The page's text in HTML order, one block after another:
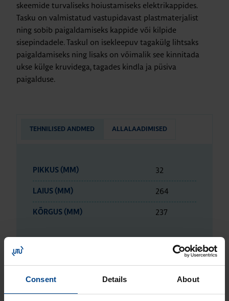
Consent Details About
skeemide turvaliseks hoiustamiseks elektrikappides.
Tasku on valmistatud vastupidavast plastmaterjalist
ning sobib paigaldamiseks kappide või kilpide
sisepindadele. Taskul on isekleepuv tagakülg lihtsaks
paigaldamiseks ning lisaks on võimalik see kinnitada
ukse külge kruvidega, tagades kindla ja püsiva
paigalduse.
TEHNILISED ANDMED ALLALAADIMISED
PIKKUS (MM) 32
LAIUS (MM) 264
KÕRGUS (MM) 237